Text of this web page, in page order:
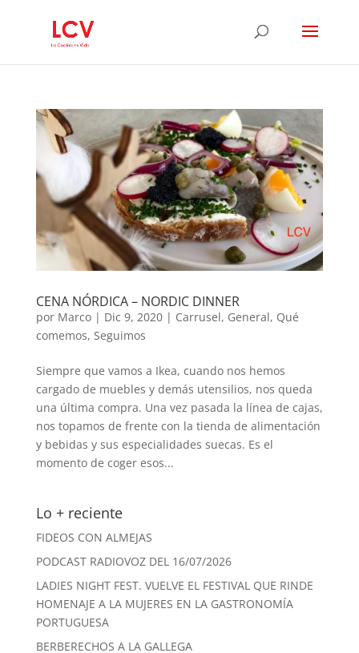
CENA NÓRDICA – NORDIC DINNER
por Marco| Dic 9, 2020| Carrusel, General, Qué
comemos, Seguimos
Siempre que vamos a Ikea, cuando nos hemos
cargado de muebles y demás utensilios, nos queda
una última compra. Una vez pasada la línea de cajas,
nos topamos de frente con la tienda de alimentación
y bebidas y sus especialidades suecas. Es el
momento de coger esos...
Lo + reciente
FIDEOS CON ALMEJAS
PODCAST RADIOVOZ DEL 16/07/2026
LADIES NIGHT FEST. VUELVE EL FESTIVAL QUE RINDE
HOMENAJE A LA MUJERES EN LA GASTRONOMÍA
PORTUGUESA
BERBERECHOS A LA GALLEGA